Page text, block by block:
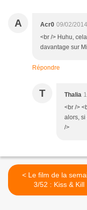
A Acr0 09/02/
<br /> Huhu,
davantage sur
Répondre
T Thalia
<br />
alors, si
/>
< Le film de la semaine
3/52 : Kiss & Kill